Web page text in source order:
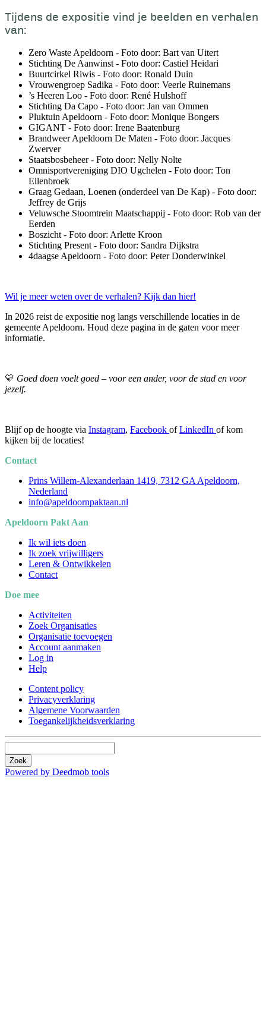
Tijdens de expositie vind je beelden en verhalen
van:
Zero Waste Apeldoorn - Foto door: Bart van Uitert
Stichting De Aanwinst - Foto door: Castiel Heidari
Buurtcirkel Riwis - Foto door: Ronald Duin
Vrouwengroep Sadika - Foto door: Veerle Ruinemans
’s Heeren Loo - Foto door: René Hulshoff
Stichting Da Capo - Foto door: Jan van Ommen
Pluktuin Apeldoorn - Foto door: Monique Bongers
GIGANT - Foto door: Irene Baatenburg
Brandweer Apeldoorn De Maten - Foto door: Jacques
Zwerver
Staatsbosbeheer - Foto door: Nelly Nolte
Omnisportvereniging DIO Ugchelen - Foto door: Ton
Ellenbroek
Graag Gedaan, Loenen (onderdeel van De Kap) - Foto door:
Jeffrey de Grijs
Veluwsche Stoomtrein Maatschappij - Foto door: Rob van der
Eerden
Boszicht - Foto door: Arlette Kroon
Stichting Present - Foto door: Sandra Dijkstra
4daagse Apeldoorn - Foto door: Peter Donderwinkel
Wil je meer weten over de verhalen? Kijk dan hier!
In 2026 reist de expositie nog langs verschillende locaties in de
gemeente Apeldoorn. Houd deze pagina in de gaten voor meer
informatie.
💛 Goed doen voelt goed – voor een ander, voor de stad en voor
jezelf.
Blijf op de hoogte via Instagram, Facebook ofLinkedIn of kom
kijken bij de locaties!
Contact
Prins Willem-Alexanderlaan 1419, 7312 GA Apeldoorn,
Nederland
info@apeldoornpaktaan.nl
Apeldoorn Pakt Aan
Ik wil iets doen
Ik zoek vrijwilligers
Leren & Ontwikkelen
Contact
Doe mee
Activiteiten
Zoek Organisaties
Organisatie toevoegen
Account aanmaken
Log in
Help
Content policy
Privacyverklaring
Algemene Voorwaarden
Toegankelijkheidsverklaring
Zoek
Powered by Deedmob tools